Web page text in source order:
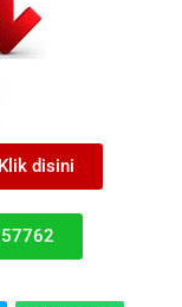
disini